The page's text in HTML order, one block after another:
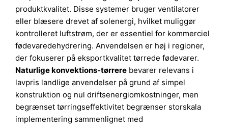
produktkvalitet. Disse systemer bruger ventilatorer
eller blæsere drevet af solenergi, hvilket muliggør
kontrolleret luftstrøm, der er essentiel for kommerciel
fødevaredehydrering. Anvendelsen er høj i regioner,
der fokuserer på eksportkvalitet tørrede fødevarer.
Naturlige konvektions-tørrere bevarer relevans i
lavpris landlige anvendelser på grund af simpel
konstruktion og nul driftsenergiomkostninger, men
begrænset tørringseffektivitet begrænser storskala
implementering sammenlignet med